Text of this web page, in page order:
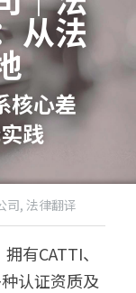
从法
核心差
践
司, 法律翻译
有CATTI、
认证资质及